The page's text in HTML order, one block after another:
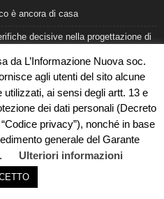
è ancora di casa
decisive nella progettazione di
2026 sulla qualità del mare
ardente per l’ultimo saluto
i segnali veri
- Rivoluzioni Digitali
da L’Informazione Nuova soc.
agli utenti del sito alcune
ai sensi degli artt. 13 e
dei dati personali (Decreto
privacy”), nonché in base
generale del Garante
Ulteriori informazioni